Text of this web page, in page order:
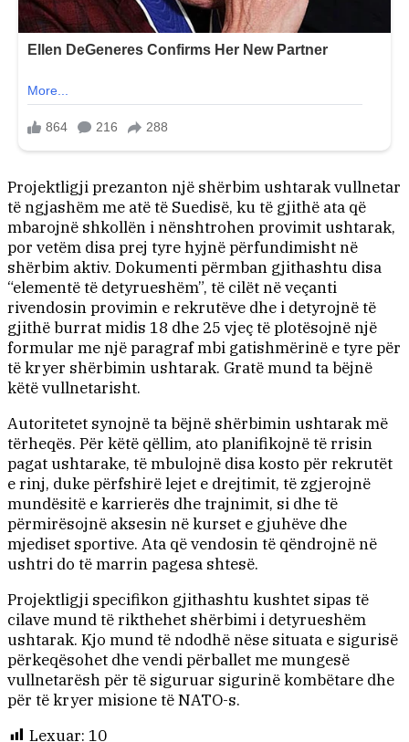
Projektligji prezanton një shërbim ushtarak vullnetar
të ngjashëm me atë të Suedisë, ku të gjithë ata që
mbarojnë shkollën i nënshtrohen provimit ushtarak,
por vetëm disa prej tyre hyjnë përfundimisht në
shërbim aktiv. Dokumenti përmban gjithashtu disa
“elementë të detyrueshëm”, të cilët në veçanti
rivendosin provimin e rekrutëve dhe i detyrojnë të
gjithë burrat midis 18 dhe 25 vjeç të plotësojnë një
formular me një paragraf mbi gatishmërinë e tyre për
të kryer shërbimin ushtarak. Gratë mund ta bëjnë
këtë vullnetarisht.
Autoritetet synojnë ta bëjnë shërbimin ushtarak më
tërheqës. Për këtë qëllim, ato planifikojnë të rrisin
pagat ushtarake, të mbulojnë disa kosto për rekrutët
e rinj, duke përfshirë lejet e drejtimit, të zgjerojnë
mundësitë e karrierës dhe trajnimit, si dhe të
përmirësojnë aksesin në kurset e gjuhëve dhe
mjediset sportive. Ata që vendosin të qëndrojnë në
ushtri do të marrin pagesa shtesë.
Projektligji specifikon gjithashtu kushtet sipas të
cilave mund të rikthehet shërbimi i detyrueshëm
ushtarak. Kjo mund të ndodhë nëse situata e sigurisë
përkeqësohet dhe vendi përballet me mungesë
vullnetarësh për të siguruar sigurinë kombëtare dhe
për të kryer misione të NATO-s.
Lexuar: 10